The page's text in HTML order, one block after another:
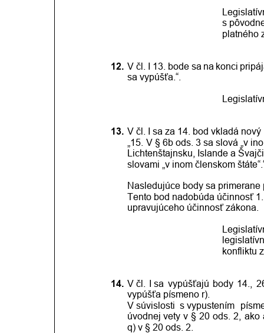
s
platného
12. V čl. I 13. bode sa na konci
sa vypúšťa.“.
13. V čl. I sa za 14. bod vkladá
„15. V § 6b ods. 3 sa slová „v
Lichtenštajnsku, Islande a
slovami „v inom členskom
Nasledujúce body sa
Tento bod nadobúda účinnosť
upravujúceho účinnosť zákona.
konfliktu
14. V čl. I sa vypúšťajú body 14.,
vypúšťa písmeno r).
V súvislosti s vypustením
úvodnej vety v § 20 ods. 2, ako
q) v § 20 ods. 2.